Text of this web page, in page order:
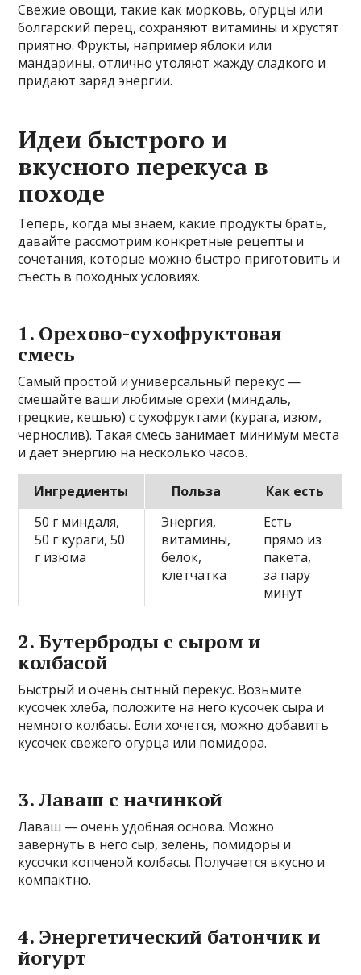
Свежие овощи, такие как морковь, огурцы или
болгарский перец, сохраняют витамины и хрустят
приятно. Фрукты, например яблоки или
мандарины, отлично утоляют жажду сладкого и
придают заряд энергии.
Идеи быстрого и
вкусного перекуса в
походе
Теперь, когда мы знаем, какие продукты брать,
давайте рассмотрим конкретные рецепты и
сочетания, которые можно быстро приготовить и
съесть в походных условиях.
1. Орехово-сухофруктовая
смесь
Самый простой и универсальный перекус —
смешайте ваши любимые орехи (миндаль,
грецкие, кешью) с сухофруктами (курага, изюм,
чернослив). Такая смесь занимает минимум места
и даёт энергию на несколько часов.
Ингредиенты Польза
Как есть
50 г миндаля,
50 г кураги, 50
г изюма
Энергия,
витамины,
белок,
клетчатка
Есть
прямо из
пакета,
за пару
минут
2. Бутерброды с сыром и
колбасой
Быстрый и очень сытный перекус. Возьмите
кусочек хлеба, положите на него кусочек сыра и
немного колбасы. Если хочется, можно добавить
кусочек свежего огурца или помидора.
3. Лаваш с начинкой
Лаваш — очень удобная основа. Можно
завернуть в него сыр, зелень, помидоры и
кусочки копченой колбасы. Получается вкусно и
компактно.
4. Энергетический батончик и
йогурт